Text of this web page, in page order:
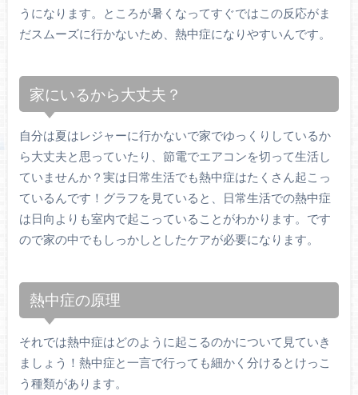
うになります。ところが暑くなってすぐではこの反応がま
だスムーズに行かないため、熱中症になりやすいんです。
家にいるから大丈夫？
自分は夏はレジャーに行かないで家でゆっくりしているか
ら大丈夫と思っていたり、節電でエアコンを切って生活し
ていませんか？実は日常生活でも熱中症はたくさん起こっ
ているんです！グラフを見ていると、日常生活での熱中症
は日向よりも室内で起こっていることがわかります。です
ので家の中でもしっかしとしたケアが必要になります。
熱中症の原理
それでは熱中症はどのように起こるのかについて見ていき
ましょう！熱中症と一言で行っても細かく分けるとけっこ
う種類があります。